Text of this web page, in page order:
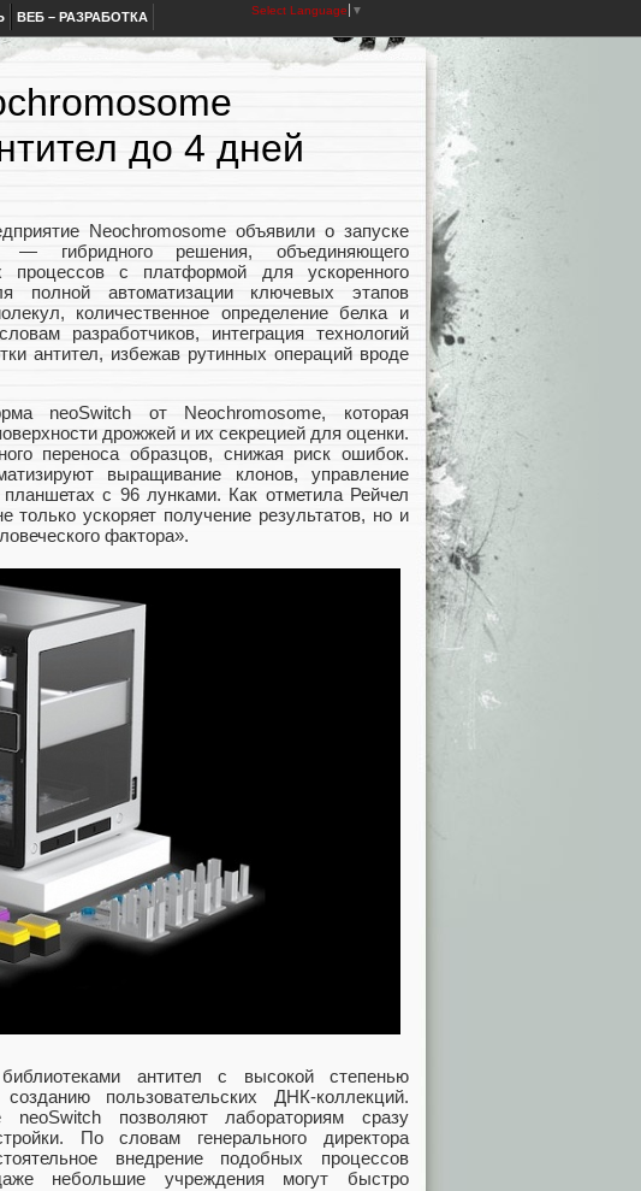
ВЕБ – РАЗРАБОТКА Select Language ▼
до 4 дней
Neochromosome объявили о запуске
гибридного решения, объединяющего
процессов с платформой для ускоренного
полной автоматизации ключевых этапов
количественное определение белка и
разработчиков, интеграция технологий
антител, избежав рутинных операций вроде
neoSwitch от Neochromosome, которая
дрожжей и их секрецией для оценки.
переноса образцов, снижая риск ошибок.
выращивание клонов, управление
с 96 лунками. Как отметила Рейчел
ускоряет получение результатов, но и
фактора».
антител с высокой степенью
пользовательских ДНК-коллекций.
позволяют лабораториям сразу
По словам генерального директора
внедрение подобных процессов
небольшие учреждения могут быстро